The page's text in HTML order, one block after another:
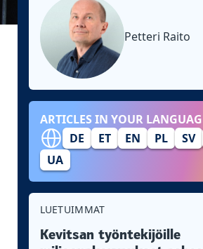
Petteri Raito
ARTICLES IN YOUR
DE
ET EN PL SV
UA
LUETUIMMAT
Kevitsan työntekijöille